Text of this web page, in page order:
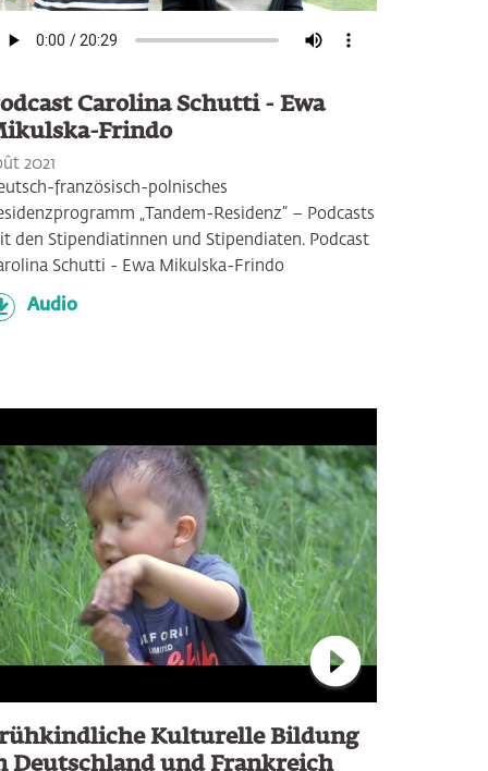
Carolina Schutti - Ewa
Frindo
2021
französisch-polnisches
„Tandem-Residenz” – Podcasts
den Stipendiatinnen und Stipendiaten. Podcast
Schutti - Ewa Mikulska-Frindo
Audio
Youtube and play Video
Kulturelle Bildung
Deutschland und Frankreich